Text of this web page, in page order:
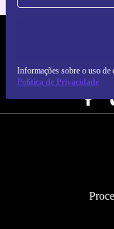
Informações sobre o uso de
Política de Privacidade